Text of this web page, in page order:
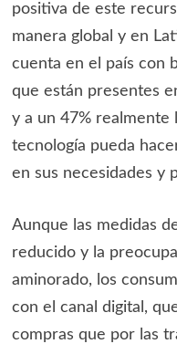
positiva de este
manera global y en
cuenta en el país con
que están presentes
y a un 47% realmente
tecnología pueda
en sus necesidades y
Aunque las medidas
reducido y la
aminorado, los
con el canal digital,
compras que por las